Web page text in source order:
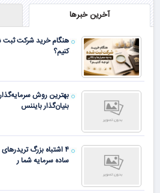
آخرین خبرها
هنگام خرید شرکت ثبت
کنیم؟
بهترین روش
بنیان‌گذار بایننس
۴ اشتباه بزرگ
ساده سرمایه شما ر